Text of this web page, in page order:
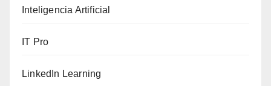
Inteligencia Artificial
IT Pro
LinkedIn Learning